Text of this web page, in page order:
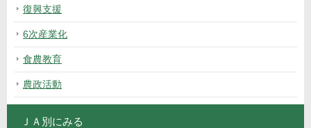
復興支援
6次産業化
食農教育
農政活動
ＪＡ別にみる